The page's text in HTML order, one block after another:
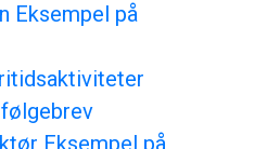
Eksempel på
Eksempel på